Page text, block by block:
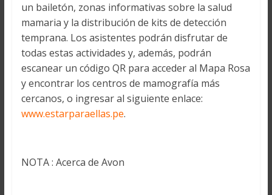
un bailetón, zonas informativas sobre la salud
mamaria y la distribución de kits de detección
temprana. Los asistentes podrán disfrutar de
todas estas actividades y, además, podrán
escanear un código QR para acceder al Mapa Rosa
y encontrar los centros de mamografía más
cercanos, o ingresar al siguiente enlace:
www.estarparaellas.pe.
NOTA : Acerca de Avon